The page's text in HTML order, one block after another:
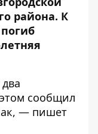
района. К
этом сообщил
— пишет